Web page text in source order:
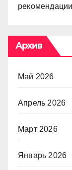
Архив
Май 2026
Апрель 2026
Март 2026
Январь 2026